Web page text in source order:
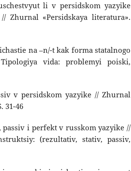
li v persidskom yazyike
Zhurnal «Persidskaya literatura».
na –n/-t kak forma statalnogo
vida: problemyi poiski,
v persidskom yazyike // Zhurnal
31-46
passiv i perfekt v russkom yazyike //
(rezultativ, stativ, passiv,